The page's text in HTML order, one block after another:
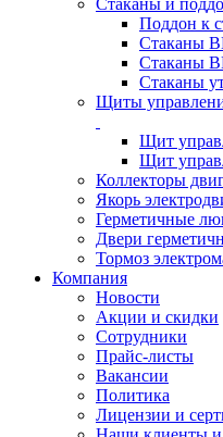
Стаканы и
Поддон к
Стаканы
Стаканы
Стаканы
Щиты
Щит
Щит
Коллекторы
Якорь
Герметичные
Двери
Тормоз
Компания
Новости
Акции и скидки
Сотрудники
Прайс-листы
Вакансии
Политика
Лицензии и